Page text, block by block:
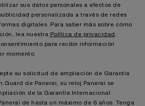
sus datos personales a efectos de
personalizada a través de redes
digitales. Para saber más sobre cómo
lea nuestra
Política de privacidad
para recibir información
momento.
su solicitud de ampliación de Garantía
de Panerai, su reloj Panerai se
de la Garantía Internacional
de hasta un máximo de 6 años. Tenga